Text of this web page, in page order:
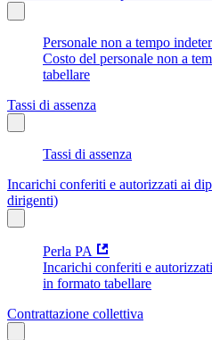
Personale non a tempo
Costo del personale non a
tabellare
Tassi di assenza
Tassi di assenza
Incarichi conferiti e autorizzati ai
dirigenti)
Perla PA
Incarichi conferiti e
in formato tabellare
Contrattazione collettiva